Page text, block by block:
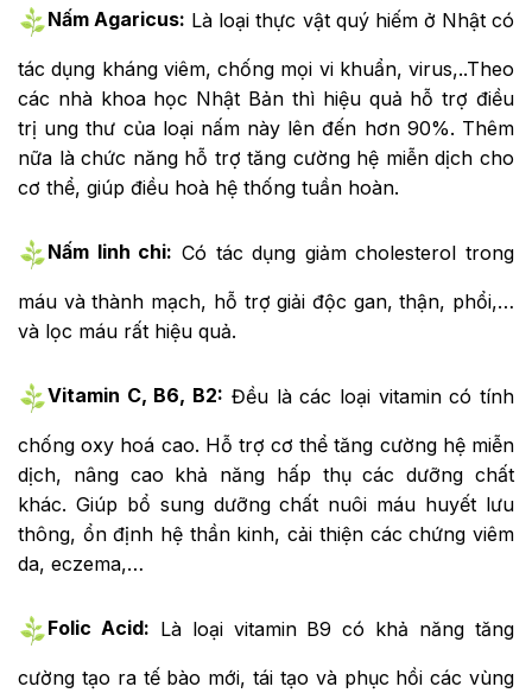
Nấm Agaricus: Là loại thực vật quý hiếm ở Nhật có
tác dụng kháng viêm, chống mọi vi khuẩn, virus,..Theo
các nhà khoa học Nhật Bản thì hiệu quả hỗ trợ điều
trị ung thư của loại nấm này lên đến hơn 90%. Thêm
nữa là chức năng hỗ trợ tăng cường hệ miễn dịch cho
cơ thể, giúp điều hoà hệ thống tuần hoàn.
Nấm linh chi: Có tác dụng giảm cholesterol trong
máu và thành mạch, hỗ trợ giải độc gan, thận, phổi,…
và lọc máu rất hiệu quả.
Vitamin C, B6, B2: Đều là các loại vitamin có tính
chống oxy hoá cao. Hỗ trợ cơ thể tăng cường hệ miễn
dịch, nâng cao khả năng hấp thụ các dưỡng chất
khác. Giúp bổ sung dưỡng chất nuôi máu huyết lưu
thông, ổn định hệ thần kinh, cải thiện các chứng viêm
da, eczema,…
Folic Acid: Là loại vitamin B9 có khả năng tăng
cường tạo ra tế bào mới, tái tạo và phục hồi các vùng